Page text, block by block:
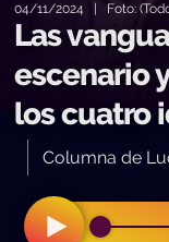
04/11/2024 | Foto:
Las
escenario
los cuatro
Columna de